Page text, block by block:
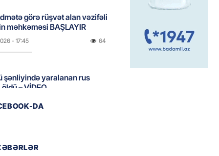
görə rüşvət alan vəzifəli
məhkəməsi BAŞLAYIR
- 17:45 64
şənliyində yaralanan rus
– VİDEO
546 min manatı 20
DA